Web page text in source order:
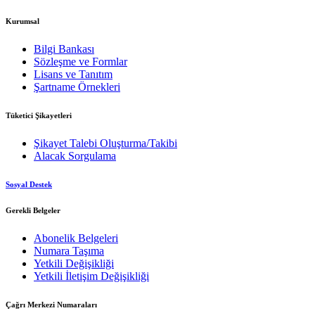
Kurumsal
Bilgi Bankası
Sözleşme ve Formlar
Lisans ve Tanıtım
Şartname Örnekleri
Tüketici Şikayetleri
Şikayet Talebi Oluşturma/Takibi
Alacak Sorgulama
Sosyal Destek
Gerekli Belgeler
Abonelik Belgeleri
Numara Taşıma
Yetkili Değişikliği
Yetkili İletişim Değişikliği
Çağrı Merkezi Numaraları